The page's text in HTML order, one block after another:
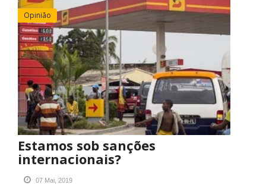
Opinião
Estamos sob sanções
internacionais?
07 Mai, 2019